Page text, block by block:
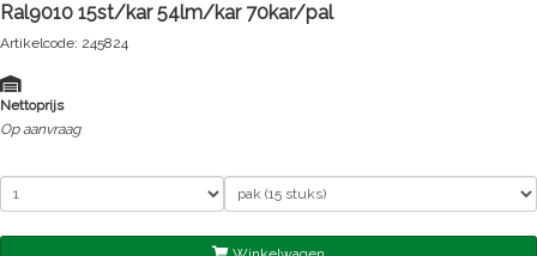
Ral9010 15st/kar 54lm/kar 70kar/pal
Artikelcode: 245824
Nettoprijs
Op aanvraag